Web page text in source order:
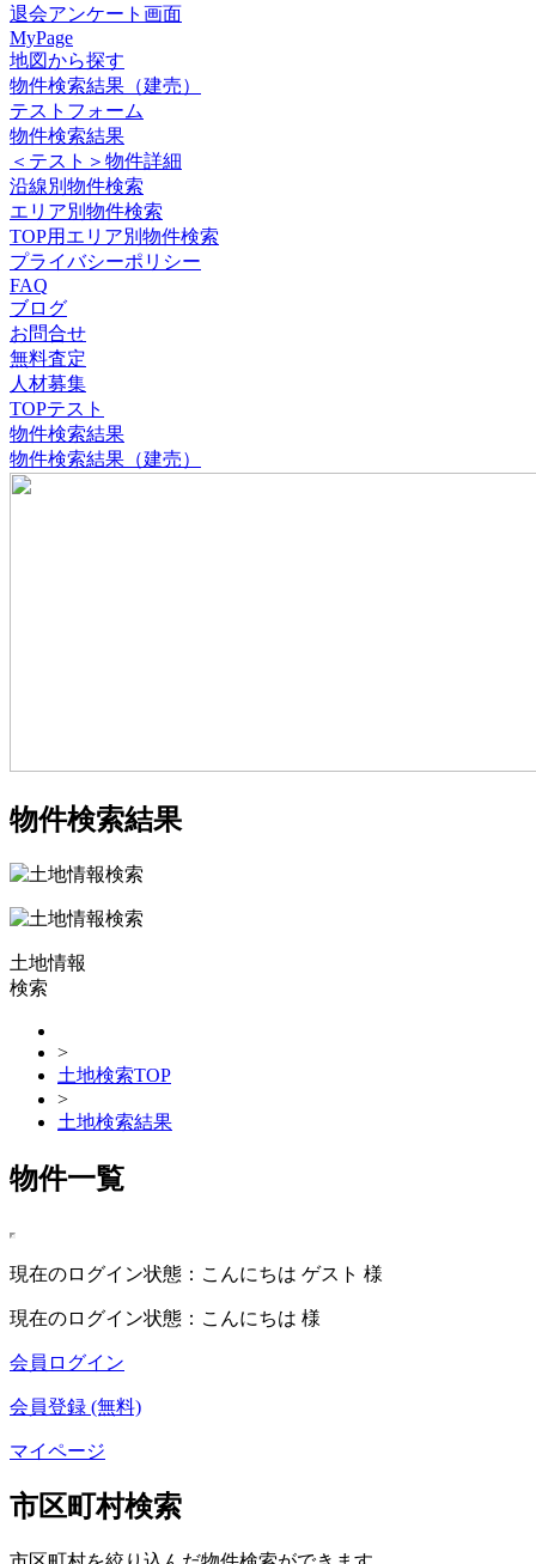
退会アンケート画面
MyPage
地図から探す
物件検索結果（建売）
テストフォーム
物件検索結果
＜テスト＞物件詳細
沿線別物件検索
エリア別物件検索
TOP用エリア別物件検索
プライバシーポリシー
FAQ
ブログ
お問合せ
無料査定
人材募集
TOPテスト
物件検索結果
物件検索結果（建売）
物件検索結果
土地情報
検索
>
土地検索TOP
>
土地検索結果
物件一覧
現在のログイン状態：こんにちは ゲスト 様
現在のログイン状態：こんにちは 様
会員ログイン
会員登録 (無料)
マイページ
市区町村検索